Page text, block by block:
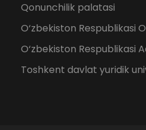
Qonunchilik palatasi
O‘zbekiston Respublikasi
O‘zbekiston Respublikasi
Toshkent davlat yuridik